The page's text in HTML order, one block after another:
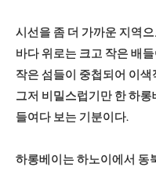
시선을 좀 더 가까운 지역
바다 위로는 크고 작은 배
작은 섬들이 중첩되어 이
그저 비밀스럽기만 한 하
들여다 보는 기분이다.
하롱베이는 하노이에서 동